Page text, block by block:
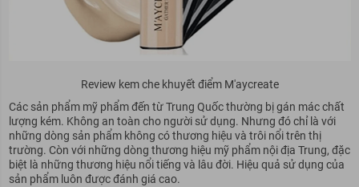
Review kem che khuyết điểm M'aycreate
Các sản phẩm mỹ phẩm đến từ Trung Quốc thường bị gán mác chất
lượng kém. Không an toàn cho người sử dụng. Nhưng đó chỉ là với
những dòng sản phẩm không có thương hiệu và trôi nổi trên thị
trường. Còn với những dòng thương hiệu mỹ phẩm nội địa Trung, đặc
biệt là những thương hiệu nổi tiếng và lâu đời. Hiệu quả sử dụng của
sản phẩm luôn được đánh giá cao.